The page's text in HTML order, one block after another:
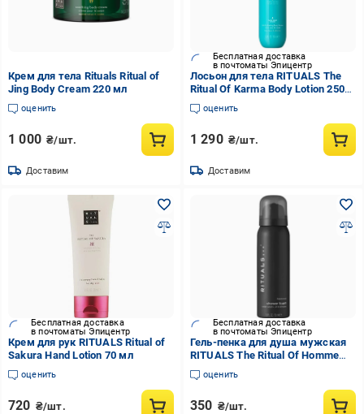
Крем для тела Rituals Ritual of
Jing Body Cream 220 мл
оценить
1 000 ₴/шт.
Доставим
Бесплатная доставка
в почтоматы Эпицентр
Лосьон для тела RITUALS The
Ritual Of Karma Body Lotion 250
мл
оценить
1 290 ₴/шт.
Доставим
Бесплатная доставка
в почтоматы Эпицентр
Крем для рук RITUALS Ritual of
Sakura Hand Lotion 70 мл
оценить
720 ₴/шт.
Бесплатная доставка
в почтоматы Эпицентр
Гель-пенка для душа мужская
RITUALS The Ritual Of Homme
Foaming Shower Gel 50 мл
оценить
350 ₴/шт.